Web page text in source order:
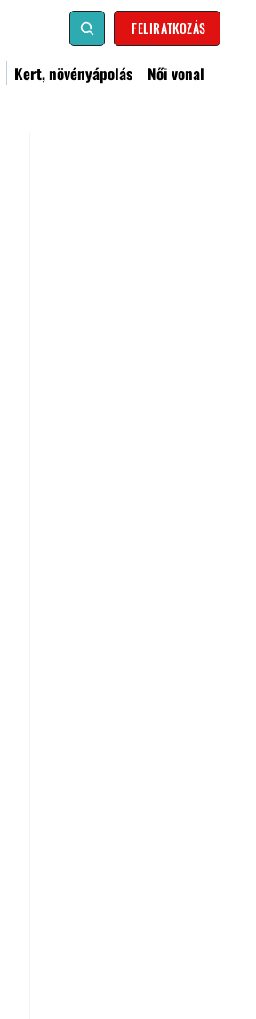
FELIRATKOZÁS
Kert, növényápolás
Női vonal